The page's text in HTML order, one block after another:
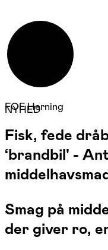
NYHED
FOF Herning
Fisk, fede
‘brandbil' -
Smag på
der giver ro,